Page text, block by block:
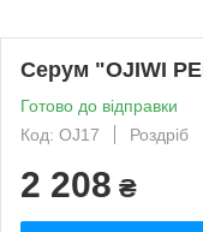
Серум "OJIWI
Готово до відправки
Код: OJ17
Роздріб
2 208 ₴